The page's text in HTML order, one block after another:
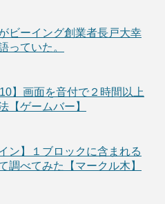
ビーイング創業者長戸大幸
っていた。
】画面を音付で２時間以上
【ゲームバー】
ン】１ブロックに含まれる
調べてみた【マークル木】